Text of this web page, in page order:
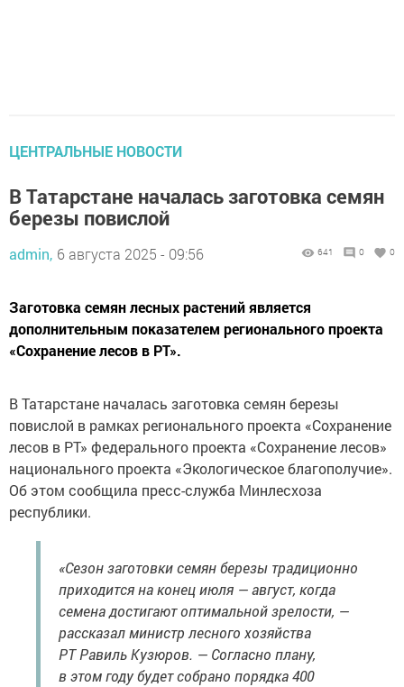
ЦЕНТРАЛЬНЫЕ НОВОСТИ
В Татарстане началась заготовка семян
березы повислой
admin, 6 августа 2025 - 09:56 641 0 0
Заготовка семян лесных растений является
дополнительным показателем регионального проекта
«Сохранение лесов в РТ».
В Татарстане началась заготовка семян березы
повислой в рамках регионального проекта «Сохранение
лесов в РТ» федерального проекта «Сохранение лесов»
национального проекта «Экологическое благополучие».
Об этом сообщила пресс-служба Минлесхоза
республики.
«Сезон заготовки семян березы традиционно
приходится на конец июля — август, когда
семена достигают оптимальной зрелости, —
рассказал министр лесного хозяйства
РТ Равиль Кузюров. — Согласно плану,
в этом году будет собрано порядка 400